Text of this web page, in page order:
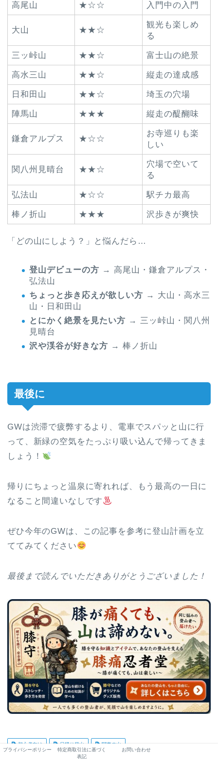
高尾山 ★☆☆ 入門中の入門
大山 ★★☆
観光も楽しめ
る
三ッ峠山 ★★☆ 富士山の絶景
高水三山 ★★☆ 縦走の達成感
日和田山 ★★☆ 埼玉の穴場
陣馬山 ★★★ 縦走の醍醐味
鎌倉アルプス ★☆☆
お寺巡りも楽
しい
関八州見晴台 ★★☆
穴場で空いて
る
弘法山 ★☆☆ 駅チカ最高
棒ノ折山 ★★★ 沢歩きが爽快
「どの山にしよう？」と悩んだら…
登山デビューの方 → 高尾山・鎌倉アルプス・
弘法山
ちょっと歩き応えが欲しい方 → 大山・高水三
山・日和田山
とにかく絶景を見たい方 → 三ッ峠山・関八州
見晴台
沢や渓谷が好きな方 → 棒ノ折山
最後に
GWは渋滞で疲弊するより、電車でスパッと山に行
って、新緑の空気をたっぷり吸い込んで帰ってきま
しょう！
帰りにちょっと温泉に寄れれば、もう最高の一日に
なること間違いなしです
ぜひ今年のGWは、この記事を参考に登山計画を立
ててみてください
最後まで読んでいただきありがとうございました！
初心者向け 日帰り登山
関東の山
プライバシーポリシー
特定商取引法に基づく
表記
お問い合わせ